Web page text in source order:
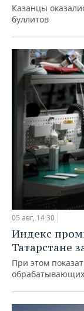
Казанцы
буллитов
05 авг, 14:30
Индекс
Татарстане
При этом
обрабатывающих